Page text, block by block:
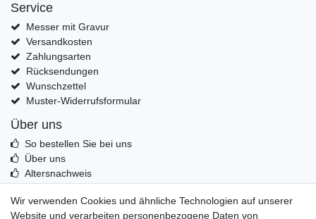
Service
Messer mit Gravur
Versandkosten
Zahlungsarten
Rücksendungen
Wunschzettel
Muster-Widerrufsformular
Über uns
So bestellen Sie bei uns
Über uns
Altersnachweis
Echtheit von Kundenbewertungen
Wir verwenden Cookies und ähnliche Technologien auf unserer
Website und verarbeiten personenbezogene Daten von